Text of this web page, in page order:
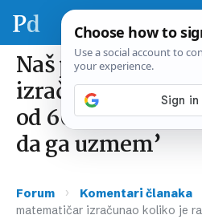
Naš poznati
izračunao koliko
od 60 kvadrata:
da ga uzmem’
Forum › Komentari članaka
matematičar izračunao koliko je